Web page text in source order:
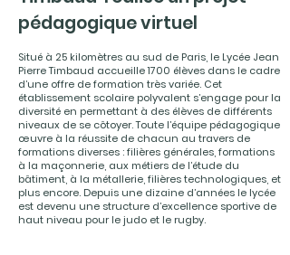
pédagogique virtuel
Situé à 25 kilomètres au sud de Paris, le Lycée Jean
Pierre Timbaud accueille 1700 élèves dans le cadre
d’une offre de formation très variée. Cet
établissement scolaire polyvalent s’engage pour la
diversité en permettant à des élèves de différents
niveaux de se côtoyer. Toute l’équipe pédagogique
œuvre à la réussite de chacun au travers de
formations diverses : filières générales, formations
à la maçonnerie, aux métiers de l’étude du
bâtiment, à la métallerie, filières technologiques, et
plus encore. Depuis une dizaine d’années le lycée
est devenu une structure d’excellence sportive de
haut niveau pour le judo et le rugby.